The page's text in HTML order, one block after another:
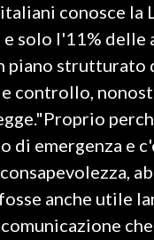
conosce la
solo l'11% delle
piano strutturato
controllo,
di emergenza e
anche utile